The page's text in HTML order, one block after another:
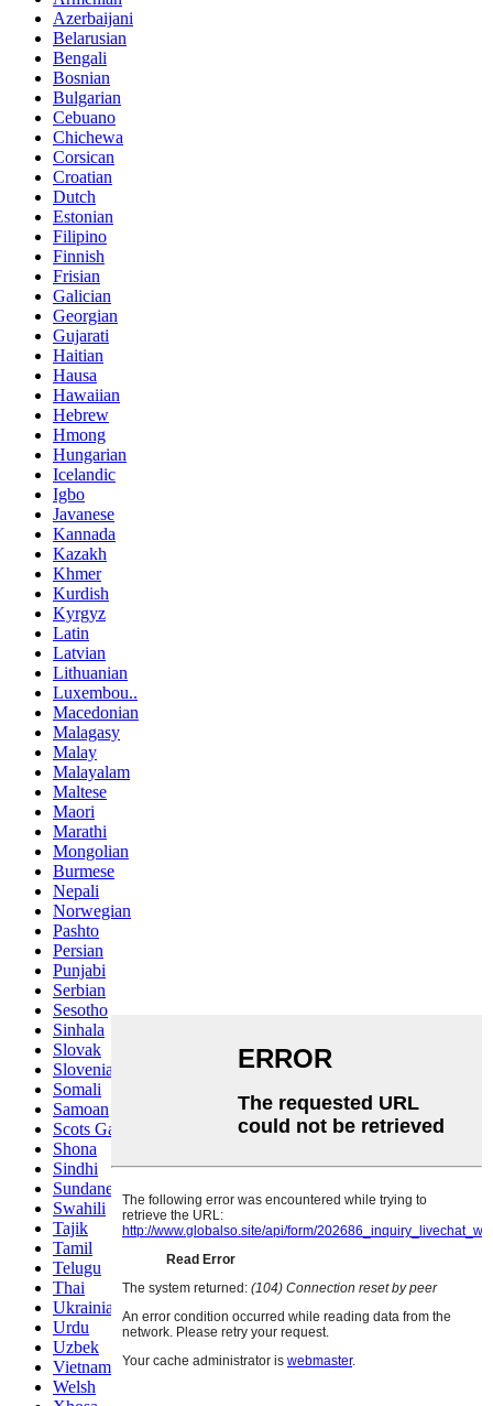
Azerbaijani
Belarusian
Bengali
Bosnian
Bulgarian
Cebuano
Chichewa
Corsican
Croatian
Dutch
Estonian
Filipino
Finnish
Frisian
Galician
Georgian
Gujarati
Haitian
Hausa
Hawaiian
Hebrew
Hmong
Hungarian
Icelandic
Igbo
Javanese
Kannada
Kazakh
Khmer
Kurdish
Kyrgyz
Latin
Latvian
Lithuanian
Luxembou..
Macedonian
Malagasy
Malay
Malayalam
Maltese
Maori
Marathi
Mongolian
Burmese
Nepali
Norwegian
Pashto
Persian
Punjabi
Serbian
Sesotho
Sinhala
Slovak
Slovenian
Somali
Samoan
Scots Gaelic
Shona
Sindhi
Sundanese
Swahili
Tajik
Tamil
Telugu
Thai
Ukrainian
Urdu
Uzbek
Vietnamese
Welsh